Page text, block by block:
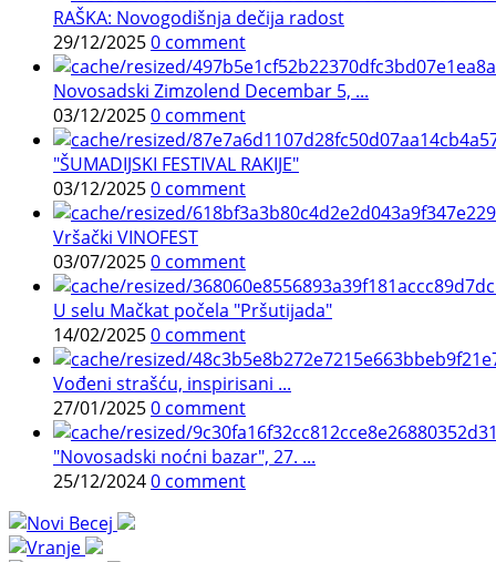
RAŠKA: Novogodišnja dečija radost
29/12/20250 comment
Novosadski Zimzolend Decembar 5, ...
03/12/20250 comment
"ŠUMADIJSKI FESTIVAL RAKIJE"
03/12/20250 comment
Vršački VINOFEST
03/07/20250 comment
U selu Mačkat počela "Pršutijada"
14/02/20250 comment
Vođeni strašću, inspirisani ...
27/01/20250 comment
"Novosadski noćni bazar", 27. ...
25/12/20240 comment